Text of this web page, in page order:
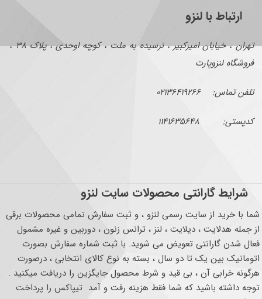
ارتباط با لنزو
تهران ، خیابان امیرکبیر ، نرسیده به ملت ، کوچه اوحدی ، پلاک ۳۸ ،
فروشگاه لنزوپارت
تلفن تماس: ۰۲۱۳۶۴۱۹۲۶۶
کدپستی: ۱۱۴۱۶۳۵۶۴۸
شرایط گارانتی محصولات سایت لنزو
شما با خرید از سایت رسمی لنزو ، و ثبت سفارش تمامی محصولات برقی
از جمله هدلایت ، دیلایت ، لنز ، ترانس زنون ، دوربین و غیره مشمول
فعال شدن گارانتی تعویض می شوید. با ثبت شماره سفارش بصورت
اتوماتیک بین یک تا دو سال ، بسته به نوع کالای انتخابی ، درصورت
هرگونه خرابی آن ، بی قید و شرط محصول جایگزین را دریافت میکنید .
توجه داشته باشید که شما فقط هزینه رفت و آمد تیپاکس را پرداخت